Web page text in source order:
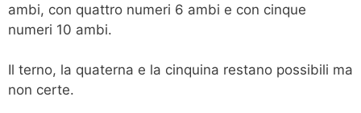
ambi, con quattro numeri 6 ambi e con cinque
numeri 10 ambi.
Il terno, la quaterna e la cinquina restano possibili ma
non certe.